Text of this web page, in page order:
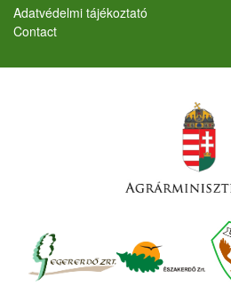
Lábléc
Adatvédelmi tájékoztató
Contact